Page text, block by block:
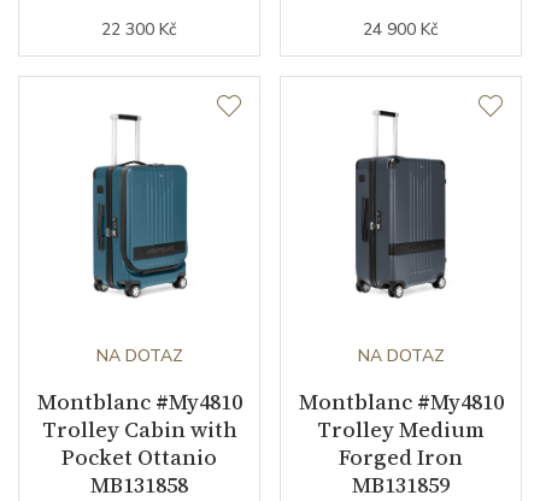
22 300 Kč 24 900 Kč
NA DOTAZ
Montblanc #My4810
Trolley Cabin with
Pocket Ottanio
MB131858
NA DOTAZ
Montblanc #My4810
Trolley Medium
Forged Iron
MB131859